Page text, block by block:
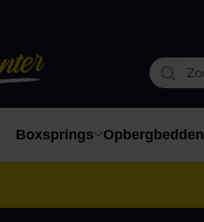
Boxsprings Opbergbedden